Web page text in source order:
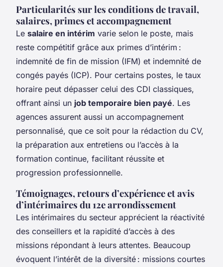
Particularités sur les conditions de travail,
salaires, primes et accompagnement
Le salaire en intérim varie selon le poste, mais
reste compétitif grâce aux primes d’intérim :
indemnité de fin de mission (IFM) et indemnité de
congés payés (ICP). Pour certains postes, le taux
horaire peut dépasser celui des CDI classiques,
offrant ainsi un job temporaire bien payé. Les
agences assurent aussi un accompagnement
personnalisé, que ce soit pour la rédaction du CV,
la préparation aux entretiens ou l’accès à la
formation continue, facilitant réussite et
progression professionnelle.
Témoignages, retours d’expérience et avis
d’intérimaires du 12e arrondissement
Les intérimaires du secteur apprécient la réactivité
des conseillers et la rapidité d’accès à des
missions répondant à leurs attentes. Beaucoup
évoquent l’intérêt de la diversité : missions courtes